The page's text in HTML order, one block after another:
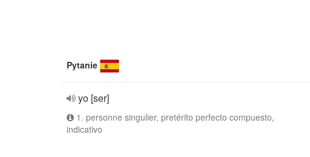
Pytanie
yo [ser]
1. personne singulier, pretérito perfecto compuesto,
indicativo